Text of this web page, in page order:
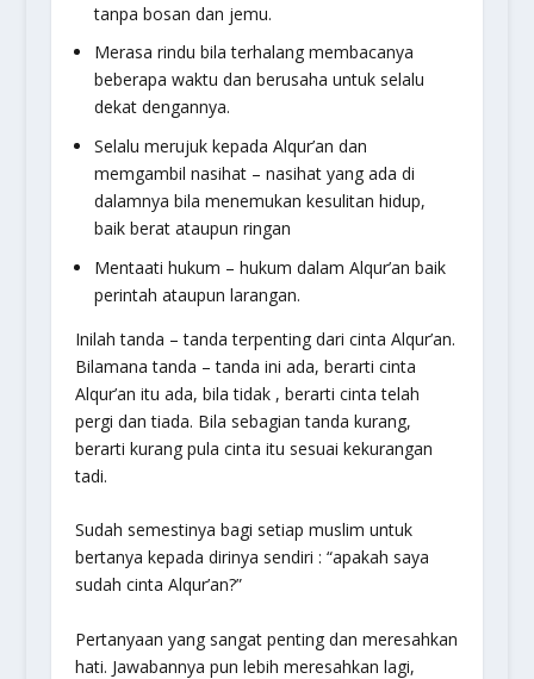
tanpa bosan dan jemu.
Merasa rindu bila terhalang membacanya
beberapa waktu dan berusaha untuk selalu
dekat dengannya.
Selalu merujuk kepada Alqur’an dan
memgambil nasihat – nasihat yang ada di
dalamnya bila menemukan kesulitan hidup,
baik berat ataupun ringan
Mentaati hukum – hukum dalam Alqur’an baik
perintah ataupun larangan.
Inilah tanda – tanda terpenting dari cinta Alqur’an.
Bilamana tanda – tanda ini ada, berarti cinta
Alqur’an itu ada, bila tidak , berarti cinta telah
pergi dan tiada. Bila sebagian tanda kurang,
berarti kurang pula cinta itu sesuai kekurangan
tadi.
Sudah semestinya bagi setiap muslim untuk
bertanya kepada dirinya sendiri : “apakah saya
sudah cinta Alqur’an?”
Pertanyaan yang sangat penting dan meresahkan
hati. Jawabannya pun lebih meresahkan lagi,